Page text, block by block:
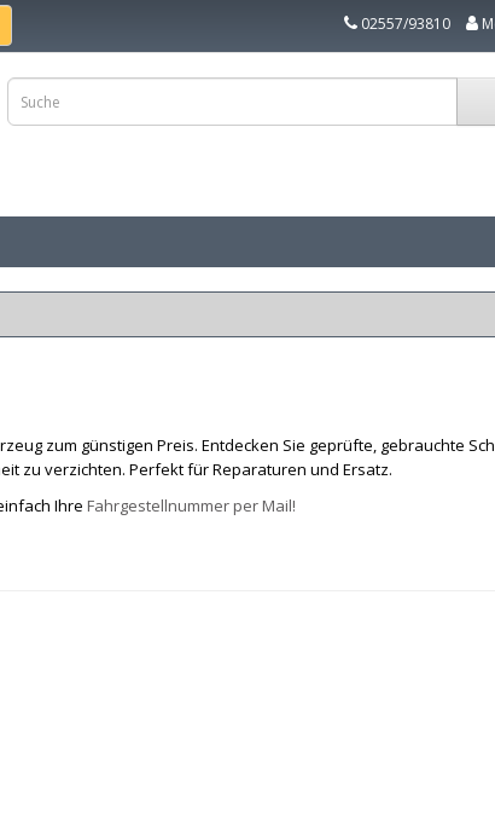
02557/93810
zum günstigen Preis. Entdecken Sie geprüfte, gebrauchte
zu verzichten. Perfekt für Reparaturen und Ersatz.
Ihre Fahrgestellnummer per Mail!